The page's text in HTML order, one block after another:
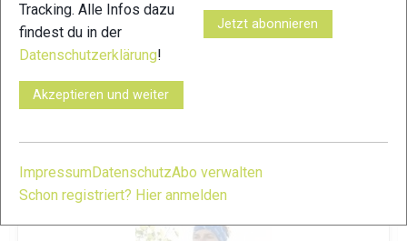
Beim Beast of Big Creek Skyrace in Washington
setzten sich Morgan Elliott und Eve Pannone auf
einer der anspruchsvollsten Strecken der Merrell
Skyrunner World[…]
Tracking. Alle Infos dazu
findest du in der
Datenschutzerklärung!
Akzeptieren und weiter
Jetzt abonnieren
ImpressumDatenschutzAbo verwalten
Schon registriert? Hier anmelden